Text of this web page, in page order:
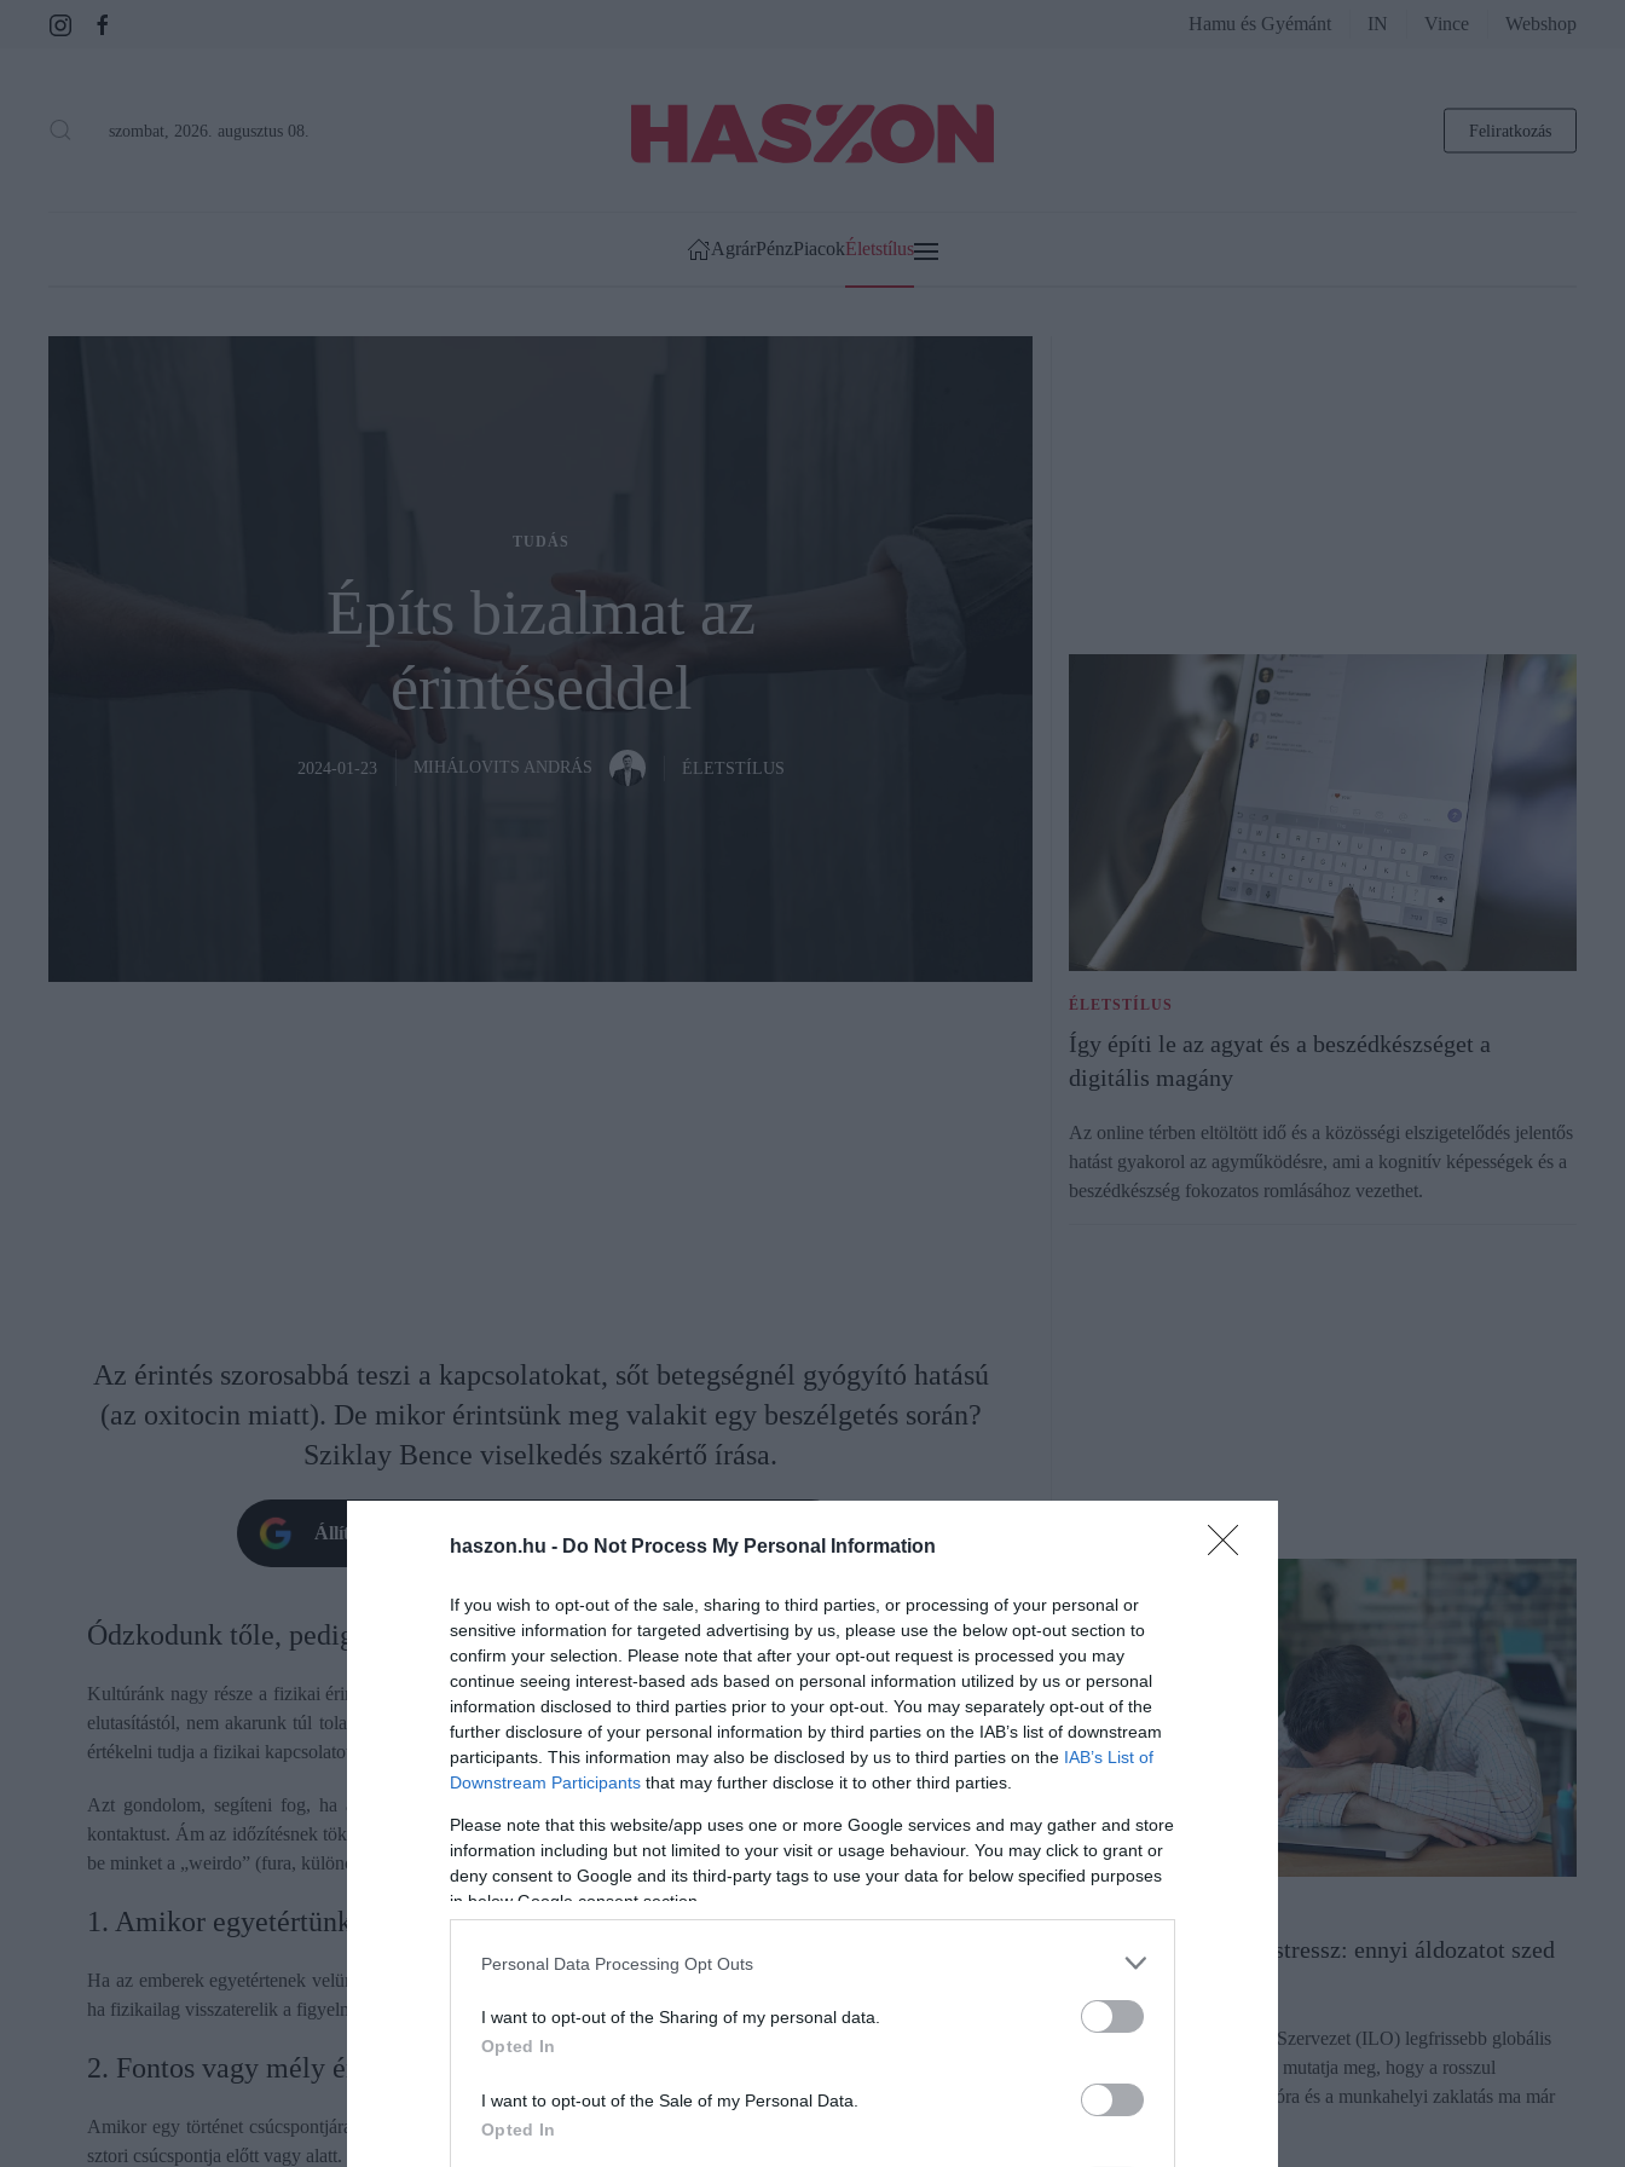
haszon.hu - Do Not Process My Personal Information
If you wish to opt-out of the sale, sharing to third parties, or processing of your personal or
sensitive information for targeted advertising by us, please use the below opt-out section to
confirm your selection. Please note that after your opt-out request is processed you may
continue seeing interest-based ads based on personal information utilized by us or personal
information disclosed to third parties prior to your opt-out. You may separately opt-out of the
further disclosure of your personal information by third parties on the IAB’s list of downstream
participants. This information may also be disclosed by us to third parties on the IAB’s List of
Downstream Participants that may further disclose it to other third parties.
Please note that this website/app uses one or more Google services and may gather and store
information including but not limited to your visit or usage behaviour. You may click to grant or
deny consent to Google and its third-party tags to use your data for below specified purposes
in below Google consent section.
Personal Data Processing Opt Outs
I want to opt-out of the Sharing of my personal data.
Opted In
I want to opt-out of the Sale of my Personal Data.
Opted In
Hamu és Gyémánt IN Vince Webshop
szombat, 2026. augusztus 08. Feliratkozás
AgrárPénzPiacokÉletstílus
TUDÁS
Építs bizalmat az
érintéseddel
2024-01-23 MIHÁLOVITS ANDRÁS ÉLETSTÍLUS
Az érintés szorosabbá teszi a kapcsolatokat, sőt betegségnél gyógyító hatású
(az oxitocin miatt). De mikor érintsünk meg valakit egy beszélgetés során?
Sziklay Bence viselkedés szakértő írása.
Állítsd be oldalunkat preferált forrásként a Google Keresőben!
​Ódzkodunk tőle, pedig nem kéne
Kultúránk nagy része a fizikai érintésen alapul, mi mégsem élünk ezzel – kivéve persze a kézfogást –, mert félünk az
elutasítástól, nem akarunk túl tolakodónak tűnni
vagy „taperolni” a másikat. Pedig szinte mindenki, akivel találkozol,
értékelni tudja a fizikai kapcsolatot azokkal az emberekkel, akikkel megismerkedik, vagy a közeli barátaival.
Azt gondolom, segíteni fog, ha arra bátorítok mindenkit, hogy beszélgetés közben nyugodtan alkalmazzon fizikai
kontaktust. Ám az időzítésnek tökéletesen kell sikerülnie ahhoz, hogy azt a lehető legjobban fogadják, és ne soroljanak
be minket a „weirdo” (fura, különc, dilis alak) kategóriába. Íme a kilenc legmegfelelőbb pillanat a fizikai kontaktusra:
1. Amikor egyetértünk valakivel
Ha az emberek egyetértenek velünk, nem csak jó alkalom ez számunkra, hogy érezzük a kapcsolatot, de jólesik az is,
ha fizikailag visszaterelik a figyelmünket – vagy kizökkentenek egy pillanatra a beszélgetésből.
2. Fontos vagy mély érzelmi csúcspontnál
Amikor egy történet csúcspontjára érünk, akkor ezt az izgalmat és együttérzésünket kifejezhetjük egy érintéssel is – a
sztori csúcspontja előtt vagy alatt. Ez társadalmilag teljesen elfogadott manapság is.
ÉLETSTÍLUS
Így építi le az agyat és a beszédkészséget a
digitális magány
Az online térben eltöltött idő és a közösségi elszigetelődés jelentős
hatást gyakorol az agyműködésre, ami a kognitív képességek és a
beszédkészség fokozatos romlásához vezethet.
Gyilkos munkahelyi stressz: ennyi áldozatot szed
A Nemzetközi Munkaügyi Szervezet (ILO) legfrissebb globális
jelentése sokkoló adatokkal mutatja meg, hogy a rosszul
megszervezett munka, a túlóra és a munkahelyi zaklatás ma már